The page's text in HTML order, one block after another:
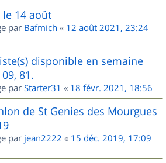
14 août
par Bafmich « 12 août 2021, 23:24
disponible en semaine
81.
par Starter31 « 18 févr. 2021, 18:56
de St Genies des Mourgues
par jean2222 « 15 déc. 2019, 17:09